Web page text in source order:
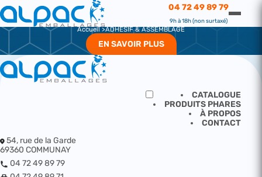
04 72 49 89 79
9h à 18h (non surtaxé)
ADHESIF & ASSEMBLAGE
ADHESIF & ASSEMBLAGE
Accueil ADHESIF & ASSEMBLAGE
EN SAVOIR PLUS
CATALOGUE
PRODUITS PHARES
À PROPOS
CONTACT
54, rue de la Garde
69360 COMMUNAY
04 72 49 89 79